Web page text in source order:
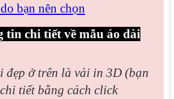
bạn nên chọn
tin chi tiết về mẫu áo dài
đẹp ở trên là vải in 3D (bạn
tiết bằng cách click